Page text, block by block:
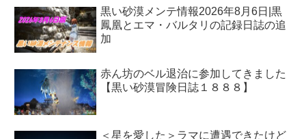
黒い砂漠メンテ情報2026年8月6日|黒
鳳凰とエマ・バルタリの記録日誌の追
加
赤ん坊のベル退治に参加してきました
【黒い砂漠冒険日誌１８８８】
＜星を愛した＞ラマに遭遇できたけど